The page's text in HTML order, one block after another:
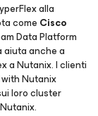
alla
come Cisco
Data Platform
aiuta anche a
a Nutanix. I clienti
Nutanix
loro cluster